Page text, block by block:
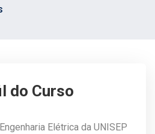
do Curso
Elétrica da UNISEP